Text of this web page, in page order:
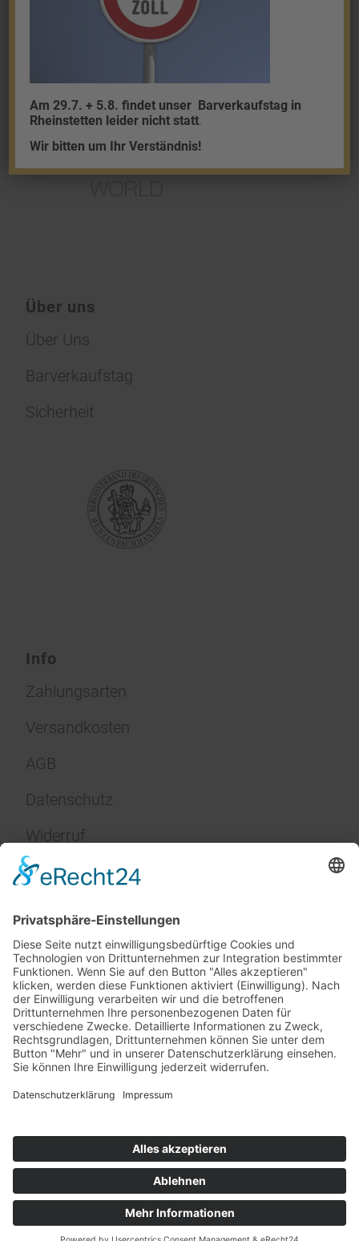
Über uns
Über Uns
Barverkaufstag
Sicherheit
Info
Zahlungsarten
Versandkosten
AGB
Datenschutz
Widerruf
Impressum
Service
FAQ
Zahlungsarten
© Gold and Silver World GmbH
Am 29.7. + 5.8. findet unser Barverkaufstag in
Rheinstetten leider nicht statt
Wir bitten um Ihr Verständnis!